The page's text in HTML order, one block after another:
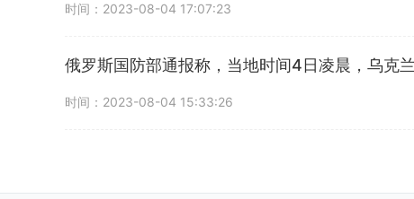
时间：2023-08-04 17:07:23
俄罗斯国防部通报称，当地时间4日凌晨，乌克
时间：2023-08-04 15:33:26